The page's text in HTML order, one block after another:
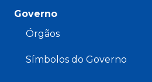
Governo
Órgãos
Símbolos do Governo